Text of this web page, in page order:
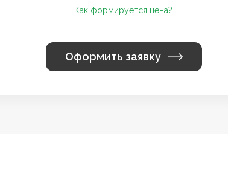
Как формируется цена?
Оформить заявку